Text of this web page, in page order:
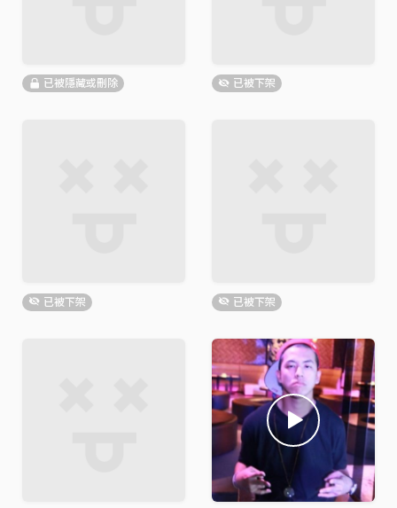
已被隱藏或刪除 已被下架
已被下架 已被下架